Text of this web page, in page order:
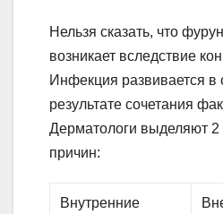
Нельзя сказать, что
возникает вследствие
Инфекция развивается в
результате сочетания
Дерматологи выделяют
причин:
Внутренние